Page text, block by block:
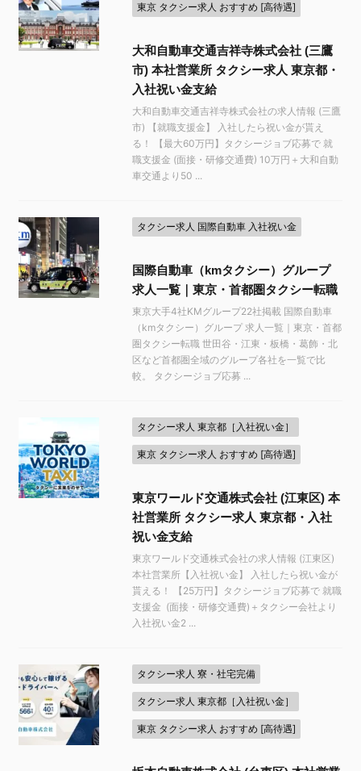
東京 タクシー求人 おすすめ [高待遇]
大和自動車交通吉祥寺株式会社 (三鷹
市) 本社営業所 タクシー求人 東京都・
入社祝い金支給
大和自動車交通吉祥寺株式会社の求人情報 (三鷹
市) 【就職支援金】 入社したら祝い金が貰え
る！ 【最大60万円】タクシージョブ応募で 就
職支援金 (面接・研修交通費) 10万円＋大和自動
車交通より50 ...
タクシー求人 国際自動車 入社祝い金
国際自動車（kmタクシー）グループ
求人一覧｜東京・首都圏タクシー転職
東京大手4社KMグループ22社掲載 国際自動車
（kmタクシー）グループ 求人一覧｜東京・首都
圏タクシー転職 世田谷・江東・板橋・葛飾・北
区など首都圏全域のグループ各社を一覧で比
較。 タクシージョブ応募 ...
タクシー求人 東京都［入社祝い金］
東京 タクシー求人 おすすめ [高待遇]
東京ワールド交通株式会社 (江東区) 本
社営業所 タクシー求人 東京都・入社
祝い金支給
東京ワールド交通株式会社の求人情報 (江東区)
本社営業所【入社祝い金】 入社したら祝い金が
貰える！ 【25万円】タクシージョブ応募で 就職
支援金 (面接・研修交通費)＋タクシー会社より
入社祝い金2 ...
タクシー求人 寮・社宅完備
タクシー求人 東京都［入社祝い金］
東京 タクシー求人 おすすめ [高待遇]